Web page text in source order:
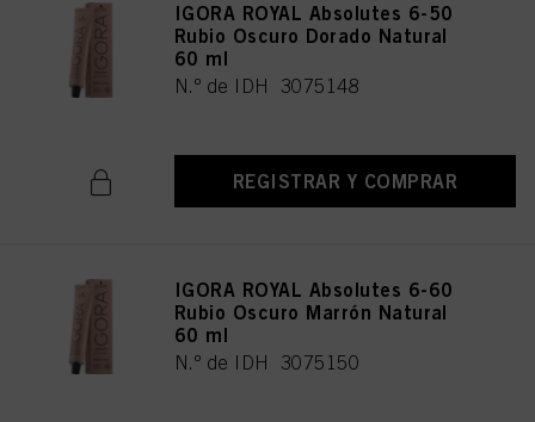
IGORA ROYAL Absolutes 6-50
Rubio Oscuro Dorado Natural
60 ml
N.º de IDH 3075148
REGISTRAR Y COMPRAR
IGORA ROYAL Absolutes 6-60
Rubio Oscuro Marrón Natural
60 ml
N.º de IDH 3075150